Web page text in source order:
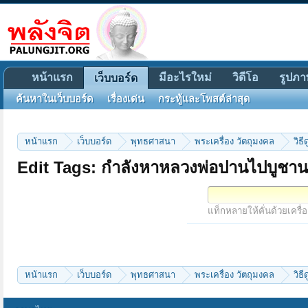
หน้าแรก เว็บบอร์ด พุทธศาสนา พระเครื่อง วัตถุมงคล วิธี
Edit Tags: กำลังหาหลวงพ่อปานไปบูชา
แท็กหลายให้คั่นด้วยเครื่
หน้าแรก เว็บบอร์ด พุทธศาสนา พระเครื่อง วัตถุมงคล วิธี
หน้าแรก เว็บบอร์ด
ค้นหาในเว็บบอร์ด เรื่องเด่น กระทู้และโพสต์ล่าสุด
มีอะไรใหม่ วิดีโอ รูปภ